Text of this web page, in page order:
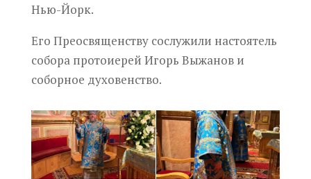
Нью-Йорк.
Его Преосвященству сослужили настоятель
собора протоиерей Игорь Выжанов и
соборное духовенство.